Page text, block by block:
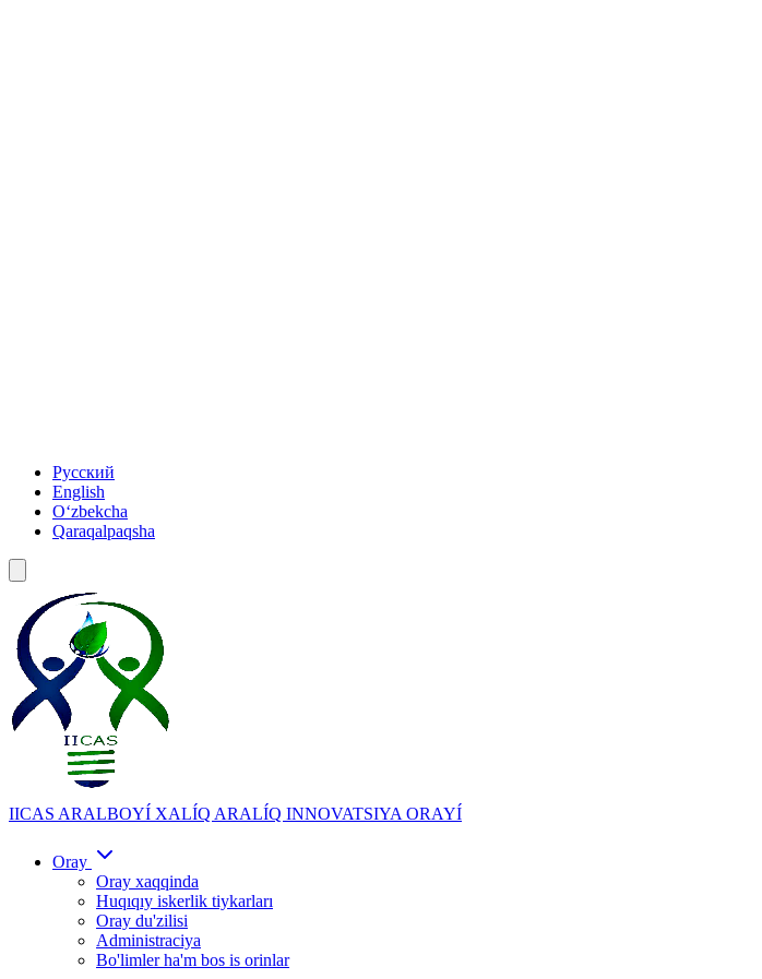
Русский
English
Oʻzbekcha
Qaraqalpaqsha
IICAS ARALBOYÍ XALÍQ ARALÍQ INNOVATSIYA ORAYÍ
Oray
Oray xaqqinda
Huqıqıy iskerlik tiykarları
Oray du'zilisi
Administraciya
Bo'limler ha'm bos is orinlar